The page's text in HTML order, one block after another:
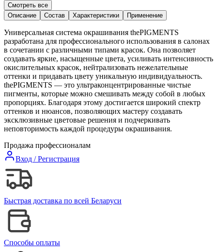
Смотреть все
Описание
Состав Характеристики Применение
Универсальная система окрашивания thePIGMENTS
разработана для профессионального использования в салонах
в сочетании с различными типами красок. Она позволяет
создавать яркие, насыщенные цвета, усиливать интенсивность
окислительных красок, нейтрализовать нежелательные
оттенки и придавать цвету уникальную индивидуальность.
thePIGMENTS — это ультраконцентрированные чистые
пигменты, которые можно смешивать между собой в любых
пропорциях. Благодаря этому достигается широкий спектр
оттенков и нюансов, позволяющих мастеру создавать
эксклюзивные цветовые решения и подчеркивать
неповторимость каждой процедуры окрашивания.
Продажа профессионалам
Вход / Регистрация
Быстрая доставка по всей Беларуси
Способы оплаты